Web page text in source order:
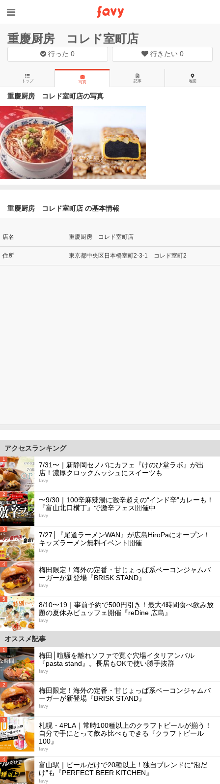
重慶厨房 コレド室町店
行った0 行きたい 0
トップ 写真 記事 地図
重慶厨房 コレド室町店の写真
重慶厨房 コレド室町店 の基本情報
店名 重慶厨房 コレド室町店
住所 東京都中央区日本橋室町2-3-1 コレド室町2
アクセスランキング
1
7/31〜｜新静岡セノバにカフェ『けのひ堂ラボ』が出
店！濃厚クロックムッシュにスイーツも
favy
2
〜9/30｜100辛麻辣湯に激辛超えの“インド辛”カレーも！
『富山北口横丁』で激辛フェス開催中
favy
3
7/27│『尾道ラーメンWAN』が広島HiroPaにオープン！
キッズラーメン無料イベント開催
favy
4
梅田限定！海外の定番・甘じょっぱ系ベーコンジャムバ
ーガーが新登場『BRISK STAND』
favy
5
8/10〜19｜事前予約で500円引き！最大4時間食べ飲み放
題の夏休みビュッフェ開催『reDine 広島』
favy
オススメ記事
1
梅田│喧騒を離れソファで寛ぐ穴場イタリアンバル
『pasta stand』。長居もOKで使い勝手抜群
favy
2
梅田限定！海外の定番・甘じょっぱ系ベーコンジャムバ
ーガーが新登場『BRISK STAND』
favy
3
札幌・4PLA｜常時100種以上のクラフトビールが揃う！
自分で手にとって飲み比べもできる『クラフトビール
100』
favy
4
富山駅｜ビールだけで20種以上！独自ブレンドに“泡だ
け”も『PERFECT BEER KITCHEN』
favy